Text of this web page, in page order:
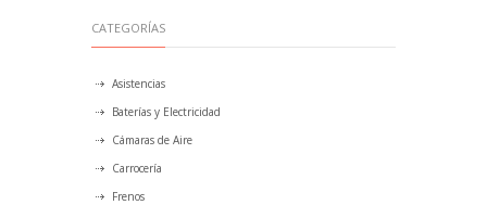
CATEGORÍAS
Asistencias
Baterías y Electricidad
Cámaras de Aire
Carrocería
Frenos